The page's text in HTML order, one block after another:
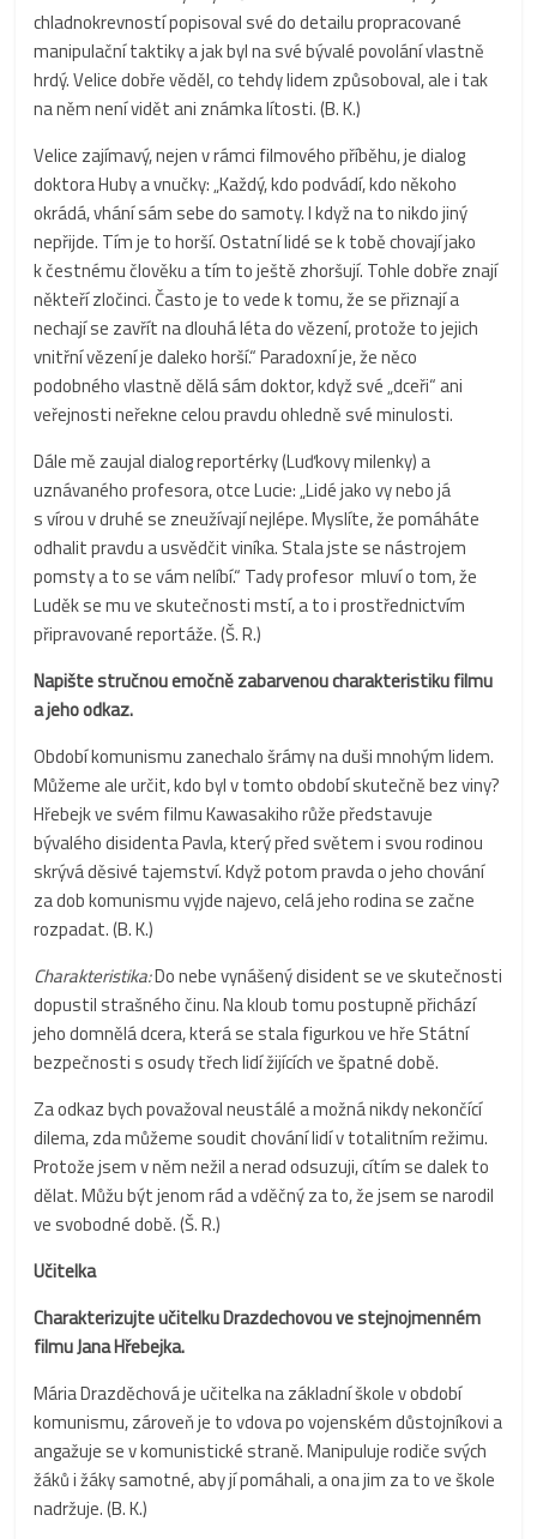
chladnokrevností popisoval své do detailu propracované
manipulační taktiky a jak byl na své bývalé povolání vlastně
hrdý. Velice dobře věděl, co tehdy lidem způsoboval, ale i tak
na něm není vidět ani známka lítosti. (B. K.)
Velice zajímavý, nejen v rámci filmového příběhu, je dialog
doktora Huby a vnučky: „Každý, kdo podvádí, kdo někoho
okrádá, vhání sám sebe do samoty. I když na to nikdo jiný
nepřijde. Tím je to horší. Ostatní lidé se k tobě chovají jako
k čestnému člověku a tím to ještě zhoršují. Tohle dobře znají
někteří zločinci. Často je to vede k tomu, že se přiznají a
nechají se zavřít na dlouhá léta do vězení, protože to jejich
vnitřní vězení je daleko horší.“ Paradoxní je, že něco
podobného vlastně dělá sám doktor, když své „dceři“ ani
veřejnosti neřekne celou pravdu ohledně své minulosti.
Dále mě zaujal dialog reportérky (Luďkovy milenky) a
uznávaného profesora, otce Lucie: „Lidé jako vy nebo já
s vírou v druhé se zneužívají nejlépe. Myslíte, že pomáháte
odhalit pravdu a usvědčit viníka. Stala jste se nástrojem
pomsty a to se vám nelíbí.“ Tady profesor mluví o tom, že
Luděk se mu ve skutečnosti mstí, a to i prostřednictvím
připravované reportáže. (Š. R.)
Napište stručnou emočně zabarvenou charakteristiku filmu
a jeho odkaz.
Období komunismu zanechalo šrámy na duši mnohým lidem.
Můžeme ale určit, kdo byl v tomto období skutečně bez viny?
Hřebejk ve svém filmu Kawasakiho růže představuje
bývalého disidenta Pavla, který před světem i svou rodinou
skrývá děsivé tajemství. Když potom pravda o jeho chování
za dob komunismu vyjde najevo, celá jeho rodina se začne
rozpadat. (B. K.)
Charakteristika:Do nebe vynášený disident se ve skutečnosti
dopustil strašného činu. Na kloub tomu postupně přichází
jeho domnělá dcera, která se stala figurkou ve hře Státní
bezpečnosti s osudy třech lidí žijících ve špatné době.
Za odkaz bych považoval neustálé a možná nikdy nekončící
dilema, zda můžeme soudit chování lidí v totalitním režimu.
Protože jsem v něm nežil a nerad odsuzuji, cítím se dalek to
dělat. Můžu být jenom rád a vděčný za to, že jsem se narodil
ve svobodné době. (Š. R.)
Učitelka
Charakterizujte učitelku Drazdechovou ve stejnojmenném
filmu Jana Hřebejka.
Mária Drazděchová je učitelka na základní škole v období
komunismu, zároveň je to vdova po vojenském důstojníkovi a
angažuje se v komunistické straně. Manipuluje rodiče svých
žáků i žáky samotné, aby jí pomáhali, a ona jim za to ve škole
nadržuje. (B. K.)